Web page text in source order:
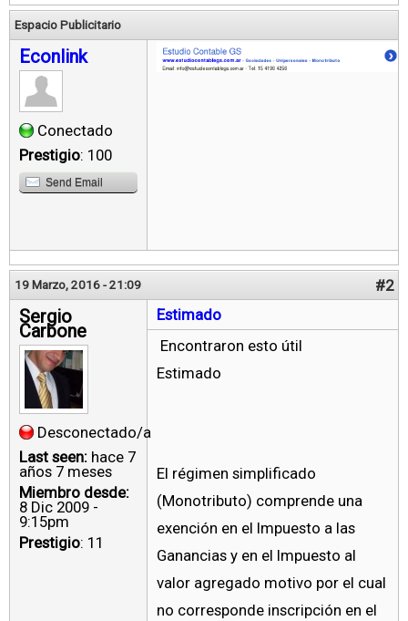
Espacio Publicitario
Econlink
Conectado
Prestigio: 100
Send Email
19 Marzo, 2016 - 21:09 #2
Sergio
Carbone
Desconectado/a
Last seen: hace 7
años 7 meses
Miembro desde:
8 Dic 2009 -
9:15pm
Prestigio: 11
Estimado
Encontraron esto útil
Estimado
El régimen simplificado
(Monotributo) comprende una
exención en el Impuesto a las
Ganancias y en el Impuesto al
valor agregado motivo por el cual
no corresponde inscripción en el